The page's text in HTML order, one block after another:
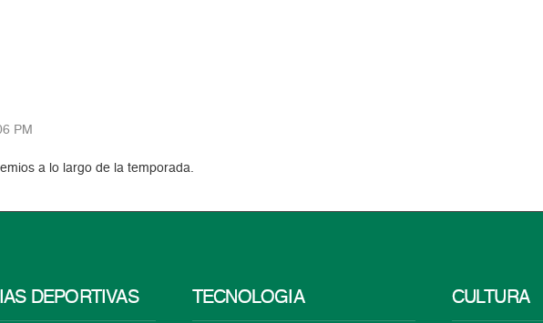
PM
a lo largo de la temporada.
DEPORTIVAS TECNOLOGÍA CULTURA